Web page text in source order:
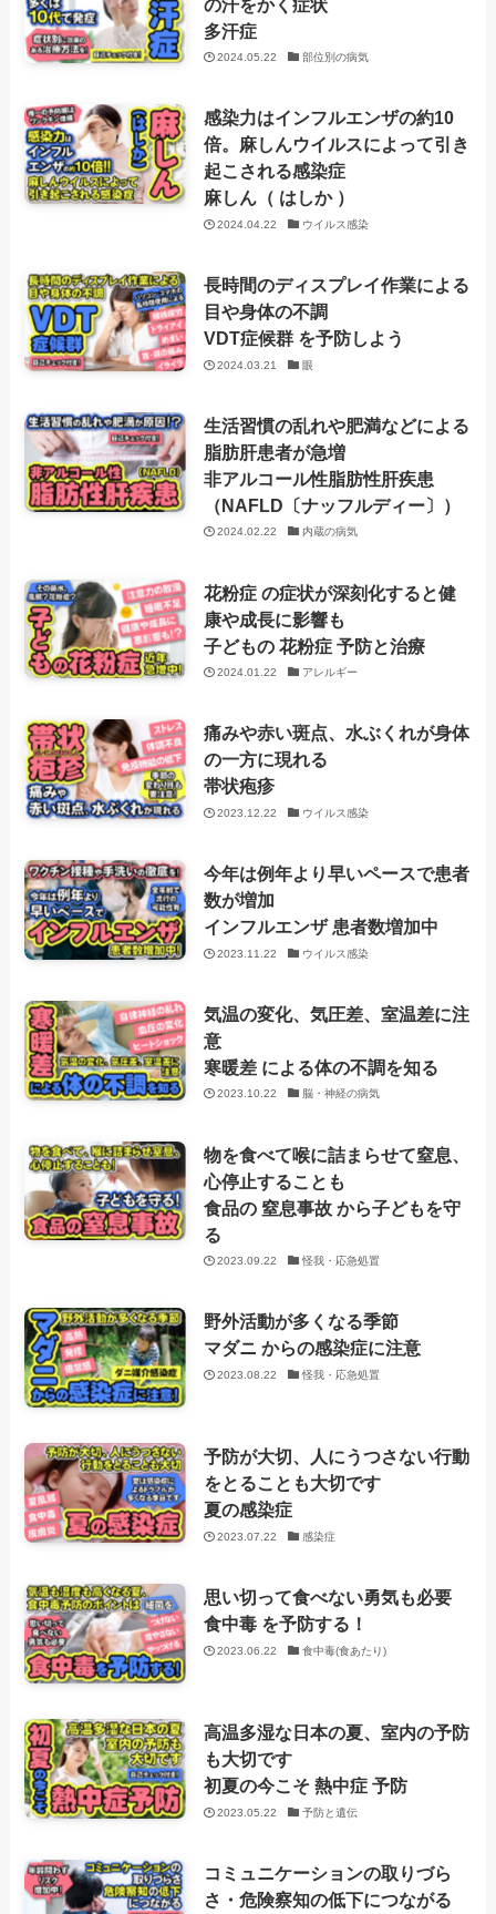
の汗をかく症状
多汗症
2024.05.22 部位別の病気
感染力はインフルエンザの約10
倍。麻しんウイルスによって引き
起こされる感染症
麻しん（ はしか ）
2024.04.22 ウイルス感染
長時間のディスプレイ作業による
目や身体の不調
VDT症候群 を予防しよう
2024.03.21 眼
生活習慣の乱れや肥満などによる
脂肪肝患者が急増
非アルコール性脂肪性肝疾患
（NAFLD〔ナッフルディー〕）
2024.02.22 内蔵の病気
花粉症 の症状が深刻化すると健
康や成長に影響も
子どもの 花粉症 予防と治療
2024.01.22 アレルギー
痛みや赤い斑点、水ぶくれが身体
の一方に現れる
帯状疱疹
2023.12.22 ウイルス感染
今年は例年より早いペースで患者
数が増加
インフルエンザ 患者数増加中
2023.11.22 ウイルス感染
気温の変化、気圧差、室温差に注
意
寒暖差 による体の不調を知る
2023.10.22 脳・神経の病気
物を食べて喉に詰まらせて窒息、
心停止することも
食品の 窒息事故 から子どもを守
る
2023.09.22 怪我・応急処置
野外活動が多くなる季節
マダニ からの感染症に注意
2023.08.22 怪我・応急処置
予防が大切、人にうつさない行動
をとることも大切です
夏の感染症
2023.07.22 感染症
思い切って食べない勇気も必要
食中毒 を予防する！
2023.06.22 食中毒(食あたり)
高温多湿な日本の夏、室内の予防
も大切です
初夏の今こそ 熱中症 予防
2023.05.22 予防と遺伝
コミュニケーションの取りづら
さ・危険察知の低下につながる